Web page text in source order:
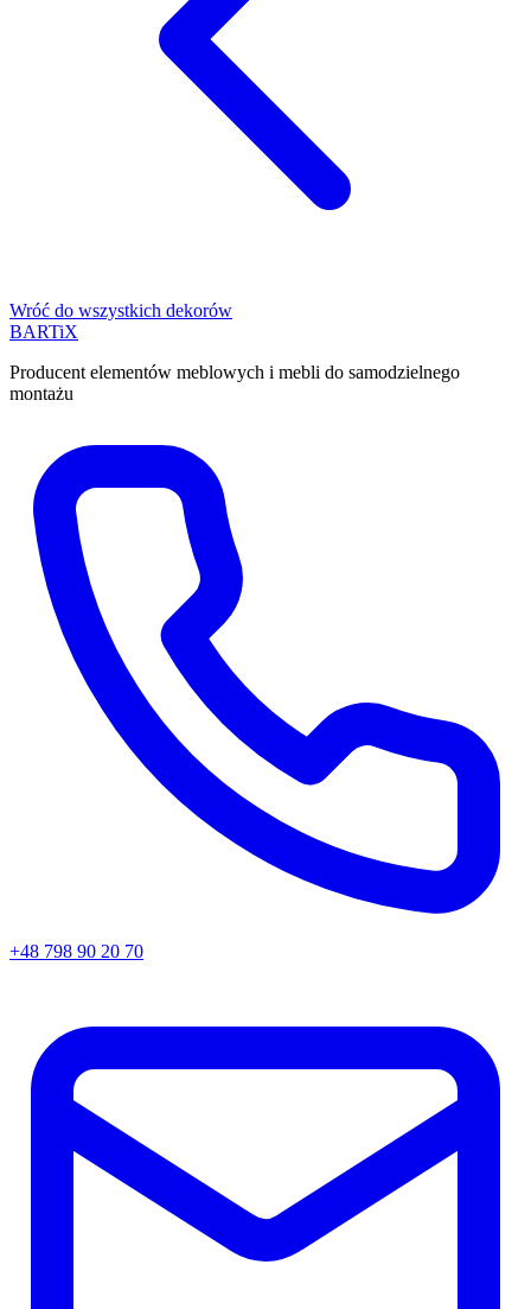
Wróć do wszystkich dekorów
BARTiX
Producent elementów meblowych i mebli do samodzielnego
montażu
+48 798 90 20 70